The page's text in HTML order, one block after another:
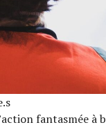
fantasmée à